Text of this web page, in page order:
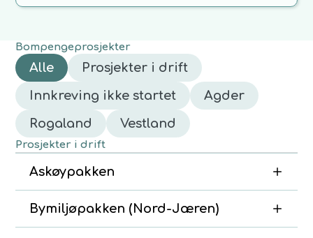
Bompengeprosjekter
Alle
Prosjekter i drift
Innkreving ikke startet
Agder
Rogaland
Vestland
Prosjekter i drift
Askøypakken
Bymiljøpakken (Nord-Jæren)